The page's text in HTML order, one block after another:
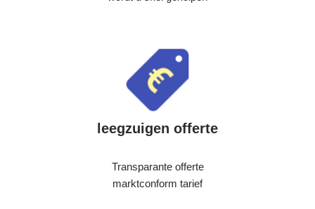
leegzuigen offerte
Transparante offerte
marktconform tarief